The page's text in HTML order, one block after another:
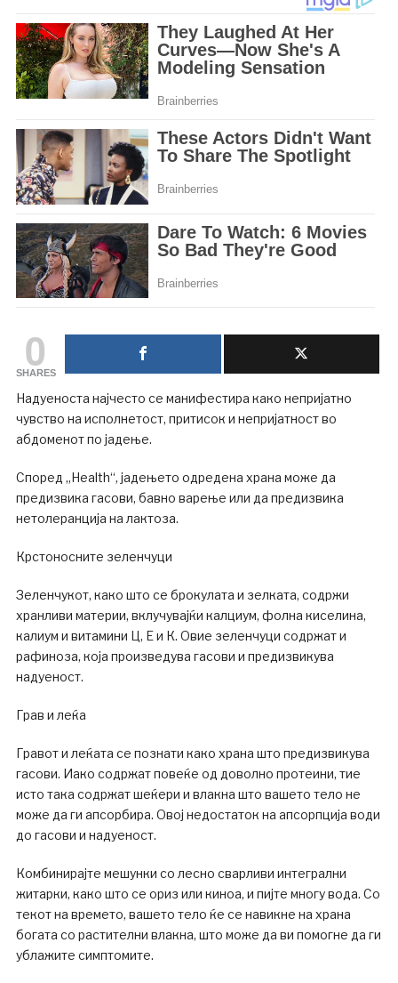
0
SHARES
Надуеноста најчесто се манифестира како непријатно
чувство на исполнетост, притисок и непријатност во
абдоменот по јадење.
Според „Health“, јадењето одредена храна може да
предизвика гасови, бавно варење или да предизвика
нетолеранција на лактоза.
Крстоносните зеленчуци
Зеленчукот, како што се брокулата и зелката, содржи
хранливи материи, вклучувајќи калциум, фолна киселина,
калиум и витамини Ц, Е и К. Овие зеленчуци содржат и
рафиноза, која произведува гасови и предизвикува
надуеност.
Грав и леќа
Гравот и леќата се познати како храна што предизвикува
гасови. Иако содржат повеќе од доволно протеини, тие
исто така содржат шеќери и влакна што вашето тело не
може да ги апсорбира. Овој недостаток на апсорпција води
до гасови и надуеност.
Комбинирајте мешунки со лесно сварливи интегрални
житарки, како што се ориз или киноа, и пијте многу вода. Со
текот на времето, вашето тело ќе се навикне на храна
богата со растителни влакна, што може да ви помогне да ги
ублажите симптомите.